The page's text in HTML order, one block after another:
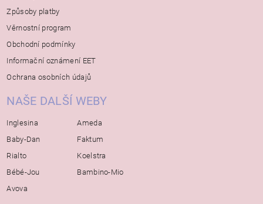
Způsoby platby
Věrnostní program
Obchodní podmínky
Informační oznámení EET
Ochrana osobních údajů
NAŠE DALŠÍ WEBY
Inglesina
Baby-Dan
Rialto
Bébé-Jou
Avova
Ameda
Faktum
Koelstra
Bambino-Mio